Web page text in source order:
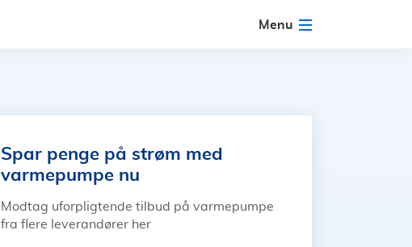
Menu
Spar penge på strøm med
varmepumpe nu
Modtag uforpligtende tilbud på varmepumpe
fra flere leverandører her